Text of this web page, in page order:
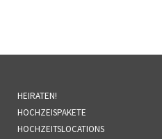
HEIRATEN!
HOCHZEISPAKETE
HOCHZEITSLOCATIONS